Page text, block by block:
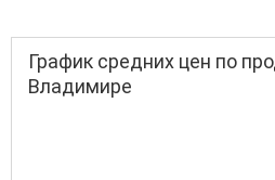
График средних цен по
Владимире